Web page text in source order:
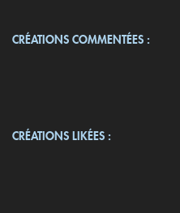
CRÉATIONS COMMENTÉES :
CRÉATIONS LIKÉES :